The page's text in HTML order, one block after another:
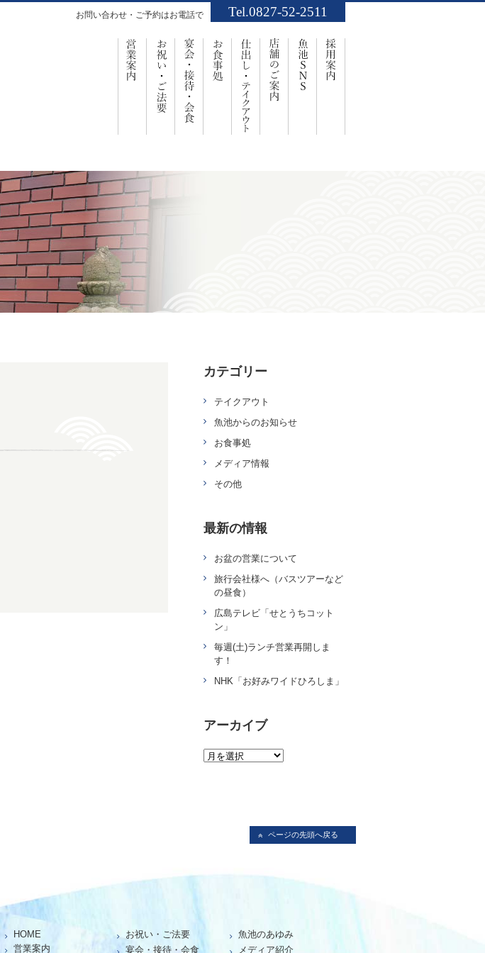
お問い合わせ・ご予約はお電話で Tel.0827-52-2511
お座敷、お食事処「魚池」
営業案内お祝い・ご法要
宴会・接待・会食
お食事処仕出し・ﾃｲｸｱｳﾄ
店舗のご案内
魚池SNS
カテゴリー
テイクアウト
魚池からのお知らせ
お食事処
メディア情報
その他
最新の情報
お盆の営業について
旅行会社様へ（バスツアーなど
の昼食）
広島テレビ「せとうちコット
ン」
毎週(土)ランチ営業再開しま
す！
NHK「お好みワイドひろしま」
アーカイブ
ページの先頭へ戻る
HOME
営業案内
お祝い・ご法要
宴会・接待・会食
魚池のあゆみ
メディア紹介
お食事処「魚池」